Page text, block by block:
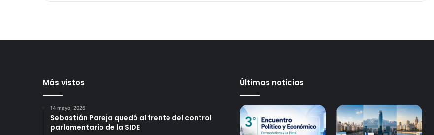
l
m
i
l
r
n
i
e
n
D
Más vistos
14 mayo, 2026
Sebastián Pareja quedó al frente del control
parlamentario de la SIDE
Últimas noticias